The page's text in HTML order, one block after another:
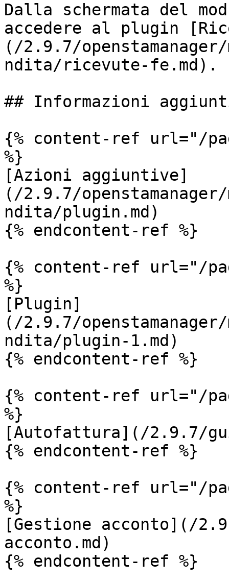
Dalla schermata del
accedere al plugin
(/2.9.7/
ndita/ricevute-fe.md).
## Informazioni
{% content-ref url="/
%}
[Azioni aggiuntive]
(/2.9.7/
ndita/plugin.md)
{% endcontent-ref %}
{% content-ref url="/
%}
[Plugin]
(/2.9.7/
ndita/plugin-1.md)
{% endcontent-ref %}
{% content-ref url="/
%}
[Autofattura](/2.9.7/
{% endcontent-ref %}
{% content-ref url="/
%}
[Gestione acconto](/
acconto.md)
{% endcontent-ref %}